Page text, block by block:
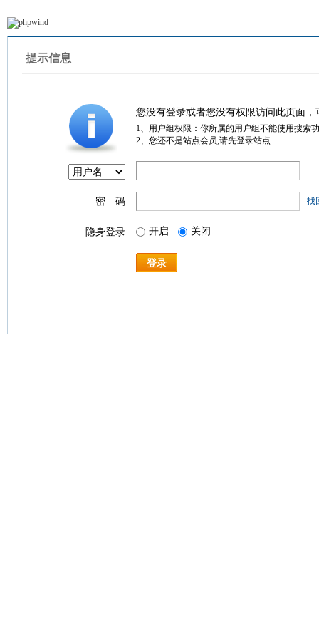
提示信息
您没有登录或者您没有权限访问此页面
1、用户组权限：你所属的用户组不能使用搜索
2、您还不是站点会员,请先登录站点
密 码 找
隐身登录 开启 关闭
登录